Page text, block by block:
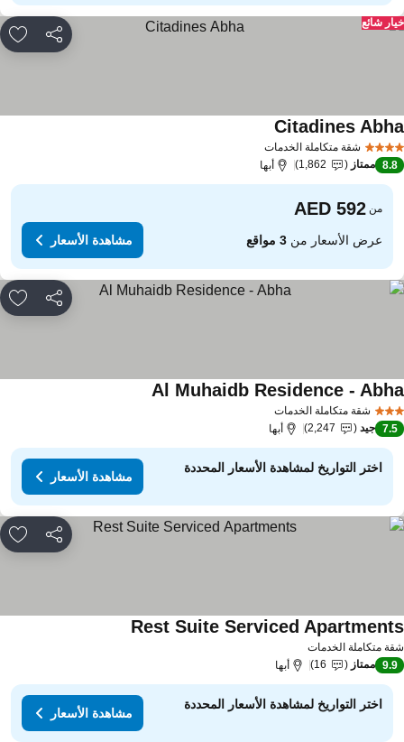
مشاركة
شائع
شقة متكاملة الخدمات
Citadinesمشاهدة الأسعار
8.8 ممتاز 1,862 أبها
من
عرض الأسعار من3 مواقع مشاهدة الأسعار
مشاركة
شقة متكاملة الخدمات
Al Muhaidb Residence - مشاهدة الأسعار
7.5 جيد 2,247 أبها
اختر التواريخ لمشاهدة الأسعار المحددة
مشاهدة الأسعار
مشاركة
متكاملة الخدمات
Rest Suite Servicedمشاهدة الأسعار
9.9 ممتاز 16 أبها
اختر التواريخ لمشاهدة الأسعار المحددة
مشاهدة الأسعار